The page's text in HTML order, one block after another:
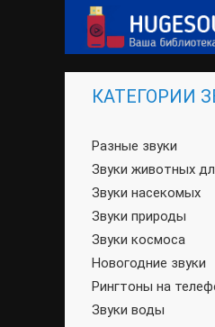
КАТЕГОРИИ
Разные звуки
Звуки животных
Звуки насекомых
Звуки природы
Звуки космоса
Новогодние звуки
Рингтоны на
Звуки воды